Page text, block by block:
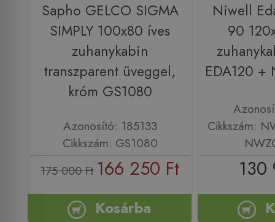
Sapho GELCO SIGMA
SIMPLY 100x80 íves
zuhanykabin
transzparent üveggel,
króm GS1080
Azonosító: 185133
Cikkszám: GS1080
175 000 Ft 166 250 Ft
Kosárba
Niwell
90
EDA120 +
Cikkszám:
130